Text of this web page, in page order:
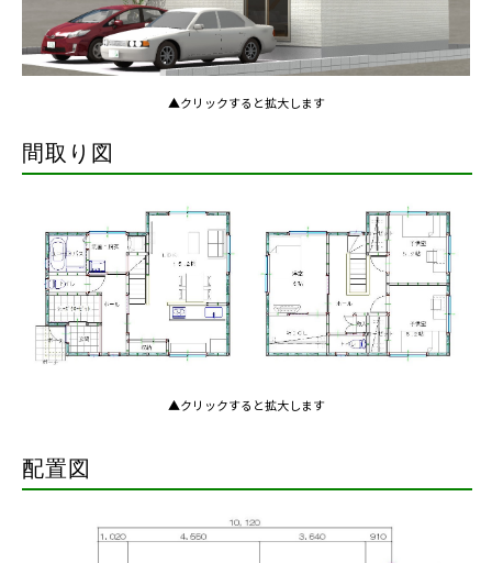
▲クリックすると拡大します
間取り図
▲クリックすると拡大します
配置図